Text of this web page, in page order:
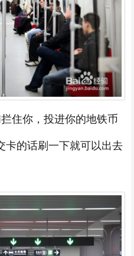
住你，投进你的地铁币
卡的话刷一下就可以出去